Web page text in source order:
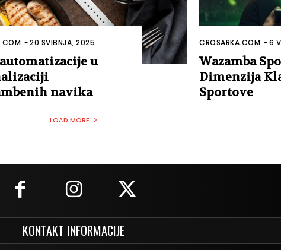
-20 SVIBNJA, 2025
u
navika
CROSARKA.COM -6
Wazamba
Dimenzija
Sportove
LOAD MORE
KONTAKT INFORMACIJE